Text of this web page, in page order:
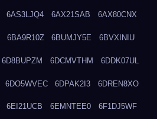
6AS3LJQ4 6AX21SAB 6AX80CNX
6BA9R10Z 6BUMJY5E 6BVXINIU
6D8BUPZM 6DCMVTHM 6DDK07UL
6DO5WVEC 6DPAK2I3 6DREN8XO
6EI21UCB 6EMNTEE0 6F1DJ5WF